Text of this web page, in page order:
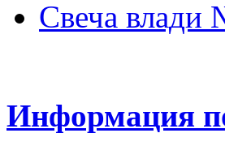
Свеча влади
Информация